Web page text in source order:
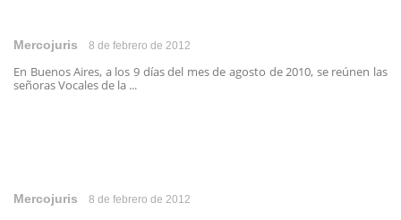
Mercojuris 8 de febrero de 2012
En Buenos Aires, a los 9 días del mes de agosto de 2010, se reúnen las
señoras Vocales de la ...
Mercojuris 8 de febrero de 2012